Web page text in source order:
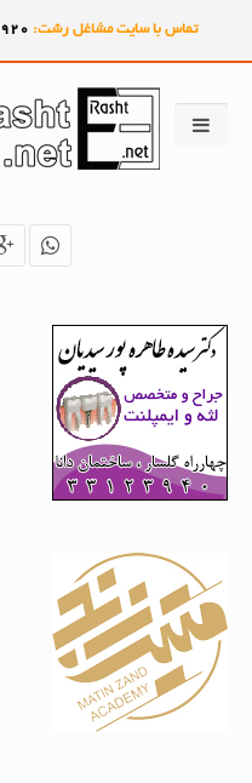
تماس با سایت مشاغل رشت: 920
10